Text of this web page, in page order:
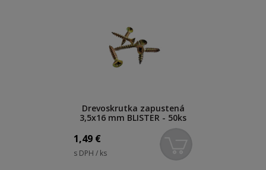
Drevoskrutka zapustená
3,5x16 mm BLISTER - 50ks
1,49 €
s DPH / ks